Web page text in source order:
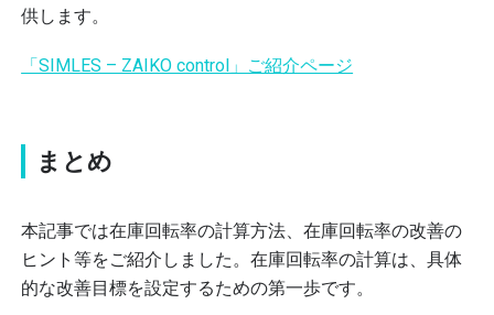
供します。
「SIMLES – ZAIKO control」ご紹介ページ
まとめ
本記事では在庫回転率の計算方法、在庫回転率の改善の
ヒント等をご紹介しました。在庫回転率の計算は、具体
的な改善目標を設定するための第一歩です。